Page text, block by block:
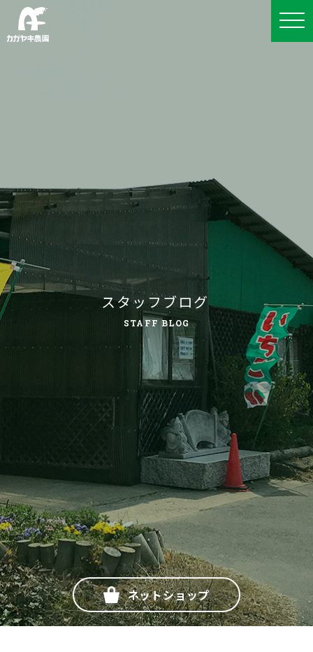
スタッフブログ
STAFF BLOG
ネットショップ